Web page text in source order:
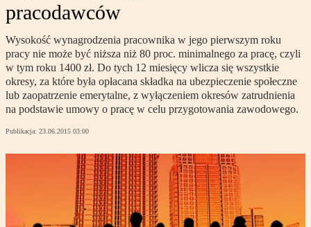
pracodawców
Wysokość wynagrodzenia pracownika w jego pierwszym roku
pracy nie może być niższa niż 80 proc. minimalnego za pracę, czyli
w tym roku 1400 zł. Do tych 12 miesięcy wlicza się wszystkie
okresy, za które była opłacana składka na ubezpieczenie społeczne
lub zaopatrzenie emerytalne, z wyłączeniem okresów zatrudnienia
na podstawie umowy o pracę w celu przygotowania zawodowego.
Publikacja: 23.06.2015 03:00